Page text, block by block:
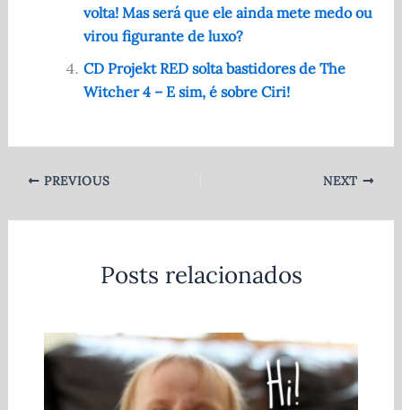
volta! Mas será que ele ainda mete medo ou
virou figurante de luxo?
CD Projekt RED solta bastidores de The
Witcher 4 – E sim, é sobre Ciri!
PREVIOUS NEXT
Posts relacionados